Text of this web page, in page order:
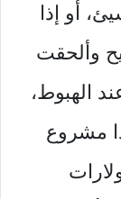
أو إذا
وألحقت
الهبوط،
مشروع